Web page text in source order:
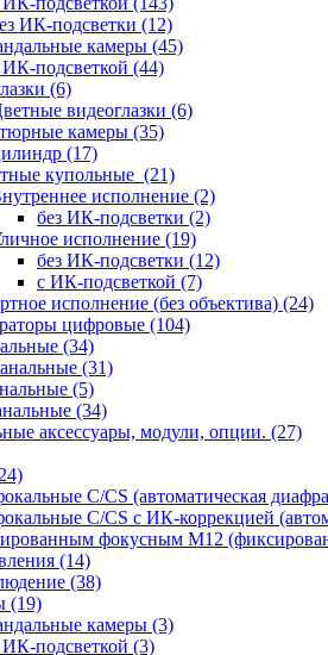
ИК-подсветки (12)
камеры (45)
ИК-подсветкой (44)
(6)
видеоглазки (6)
камеры (35)
(17)
купольные (21)
исполнение (2)
без ИК-подсветки (2)
исполнение (19)
без ИК-подсветки (12)
с ИК-подсветкой (7)
исполнение (без объектива) (24)
цифровые (104)
(34)
(31)
(5)
(34)
аксессуары, модули, опции. (27)
C/CS (автоматическая
C/CS с ИК-коррекцией
фокусным М12
(14)
(38)
(19)
камеры (3)
ИК-подсветкой (3)